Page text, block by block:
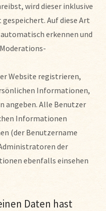
wird dieser inklusive
Auf diese Art
erkennen und
Website registrieren,
Informationen,
angeben. Alle Benutzer
Informationen
(der Benutzername
der
ebenfalls einsehen
Daten hast